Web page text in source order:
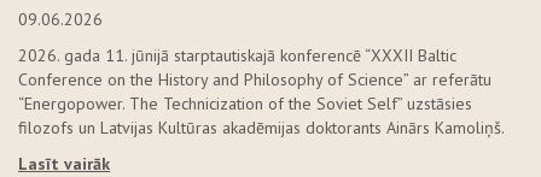
09.06.2026
2026. gada 11. jūnijā starptautiskajā konferencē “XXXII Baltic
Conference on the History and Philosophy of Science” ar referātu
“Energopower. The Technicization of the Soviet Self” uzstāsies
filozofs un Latvijas Kultūras akadēmijas doktorants Ainārs Kamoliņš.
Lasīt vairāk